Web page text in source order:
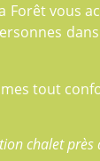
Forêt vous
tout
chalet près